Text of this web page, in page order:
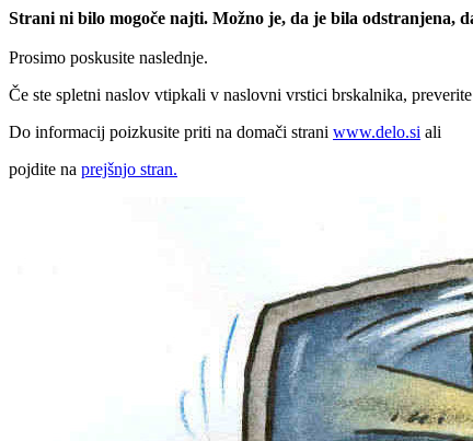
Strani ni bilo mogoče najti. Možno je, da je bila odstranjena,
Prosimo poskusite naslednje.
Če ste spletni naslov vtipkali v naslovni vrstici brskalnika,
Do informacij poizkusite priti na domači strani www.delo.si ali
pojdite na prejšnjo stran.